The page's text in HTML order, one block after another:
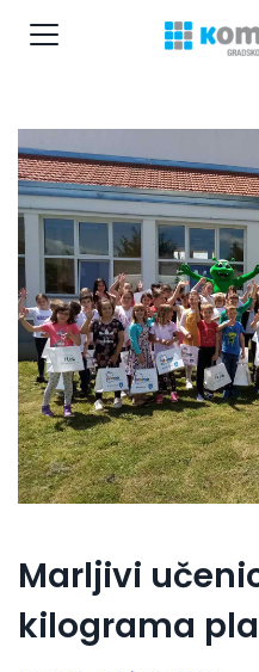
Marljivi
kilograma